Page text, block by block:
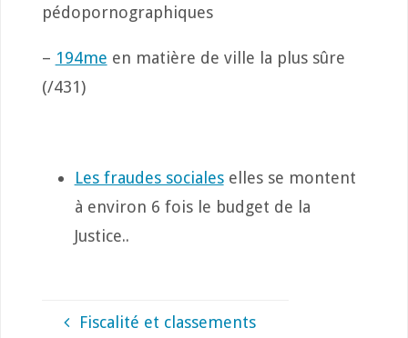
pédopornographiques
– 194me en matière de ville la plus sûre
(/431)
Les fraudes socialeselles se montent
à environ 6 fois le budget de la
Justice..
Fiscalité et classements